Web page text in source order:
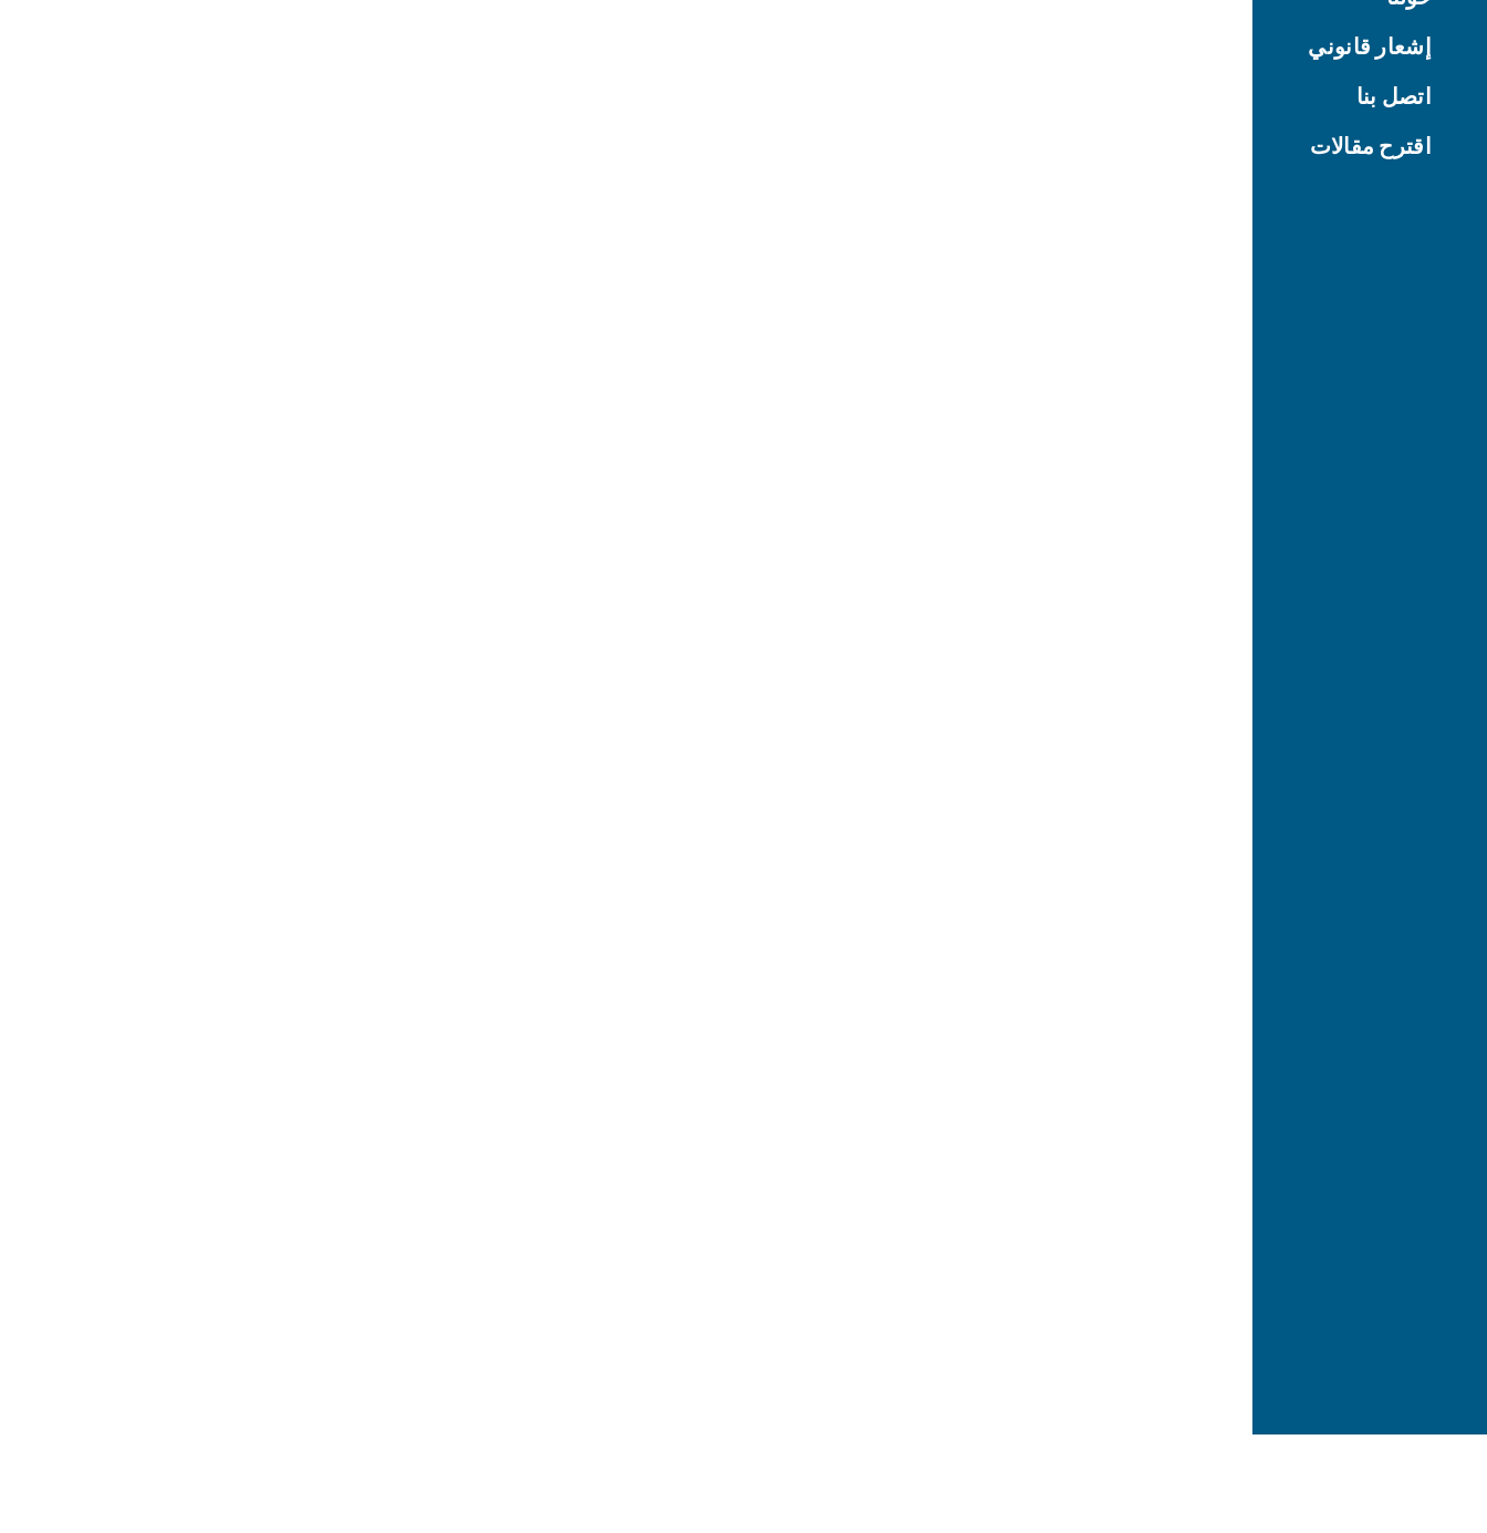
إشعار قانوني
اتصل بنا
اقترح مقالات